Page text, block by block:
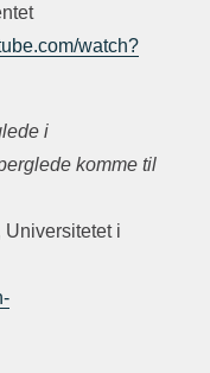
watch?
i
komme til
Universitetet i